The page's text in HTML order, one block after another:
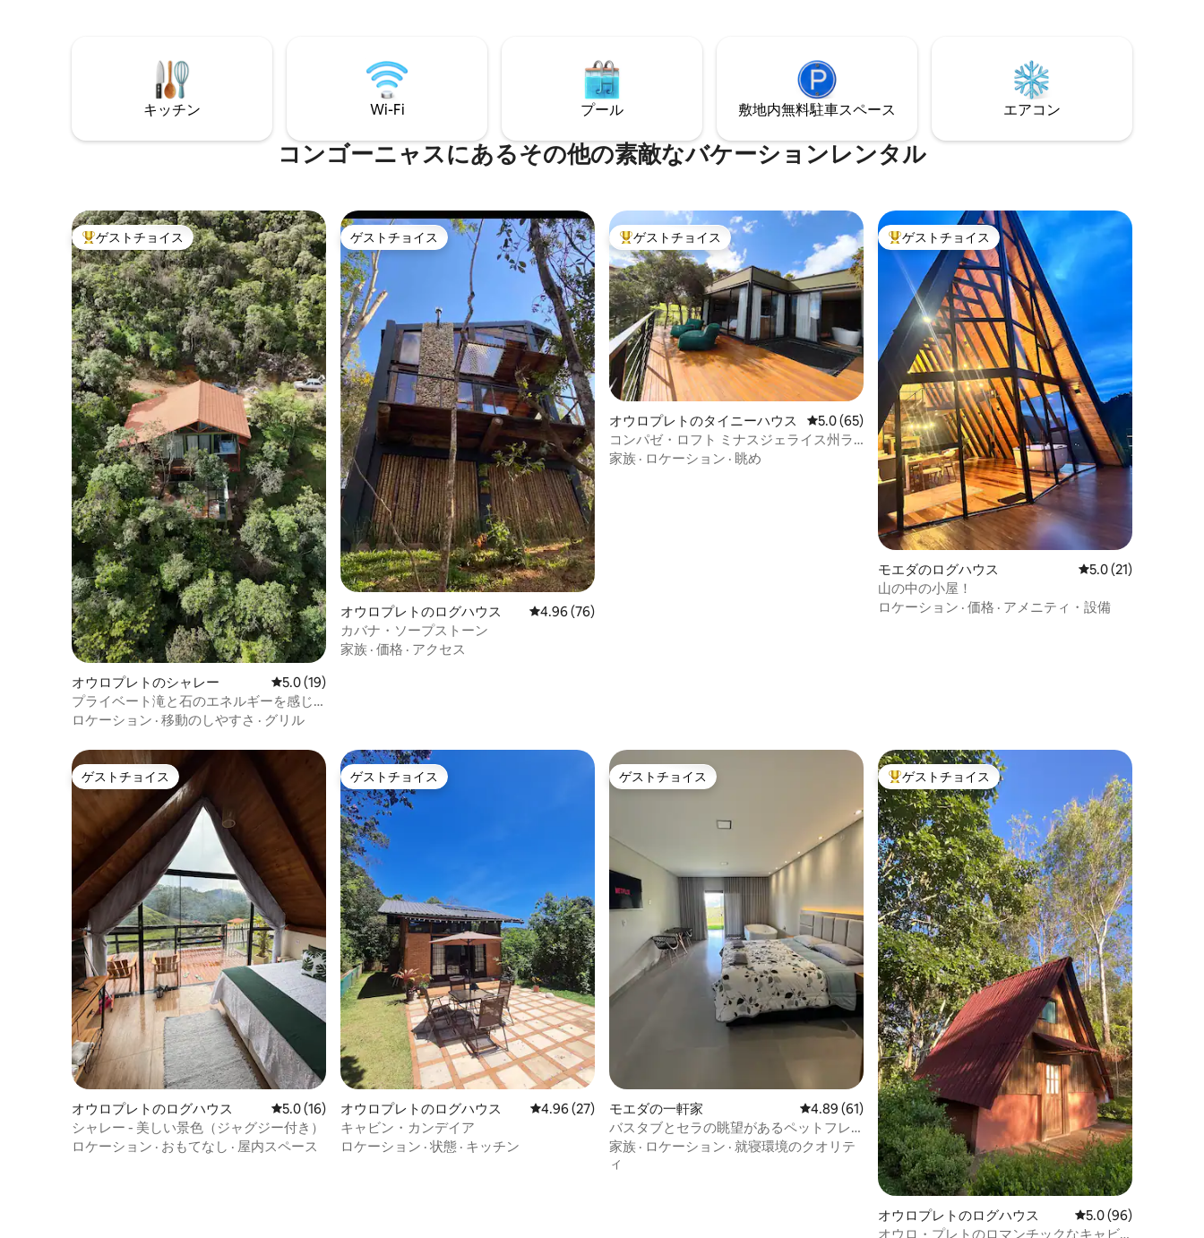
イバシーを確保します。ユニークな場所
と独自のスタイル。
キッチン Wi-Fi プール 敷地内無料駐⁠車ス⁠ペ⁠ー⁠ス エアコン
コンゴーニャスにあるその他の素敵なバケーションレンタル
大好評のゲストチョイスです。
ゲストチョイス
オウロプレトのシャレー レビュー19件、5つ星中5.0つ星の平均評価
5.0 (19)
プライベート滝と石のエネルギーを感じ
るコテージ
ロケーション · 移動のしやすさ · グリル
ゲストチョイス
ゲストチョイス
オウロプレトのログハウス レビュー76件、5つ星中4.96つ星の平均評価
4.96 (76)
カバナ・ソープストーン
家族 · 価格 · アクセス
大好評のゲストチョイスです。
ゲストチョイス
オウロプレトのタイニーハウス レビュー65件、5つ星中5.0つ星の平均評価
5.0 (65)
コンパゼ・ロフト ミナスジェライス州ラ
ブラスノバス
家族 · ロケーション · 眺め
大好評のゲストチョイスです。
ゲストチョイス
モエダのログハウス レビュー21件、5つ
5.0 (21)
山の中の小屋！
ロケーション · 価格 · アメニティ・設備
ゲストチョイス
ゲストチョイス
オウロプレトのログハウス レビュー16件、5つ星中5.0つ星の平均評価
5.0 (16)
シャレー - 美しい景色（ジャグジー付き）
ロケーション · おもてなし · 屋内スペース
ゲストチョイス
ゲストチョイス
オウロプレトのログハウス レビュー27件、5つ星中4.96つ星の平均評価
4.96 (27)
キャビン・カンデイア
ロケーション · 状態 · キッチン
ゲストチョイス
ゲストチョイス
モエダの一軒家 レビュー61件、5つ星中4.89つ星の平均評価
4.89 (61)
バスタブとセラの眺望があるペットフレ
ンドリーな家
家族 · ロケーション · 就寝環境のクオリテ
ィ
大好評のゲストチョイスです。
ゲストチョイス
オウロプレトのログハウス レビュー96件、5つ
5.0 (96)
オウロ・プレトのロマンチックなキャビ